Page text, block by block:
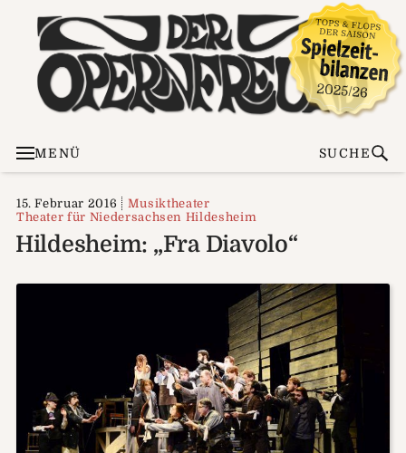
MENÜ SUCHE
15. Februar 2016
Musiktheater
Theater für Niedersachsen Hildesheim
Hildesheim: „Fra Diavolo“